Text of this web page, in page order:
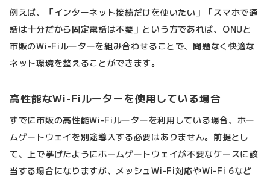
例えば、「インターネット接続だけを使いたい」「スマホで通
話は十分だから固定電話は不要」という方であれば、ONUと
市販のWi-Fiルーターを組み合わせることで、問題なく快適な
ネット環境を整えることができます。
高性能なWi-Fiルーターを使用している場合
すでに市販の高性能Wi-Fiルーターを利用している場合、ホー
ムゲートウェイを別途導入する必要はありません。前提とし
て、上で挙げたようにホームゲートウェイが不要なケースに該
当する場合になりますが、メッシュWi-Fi対応やWi-Fi 6など